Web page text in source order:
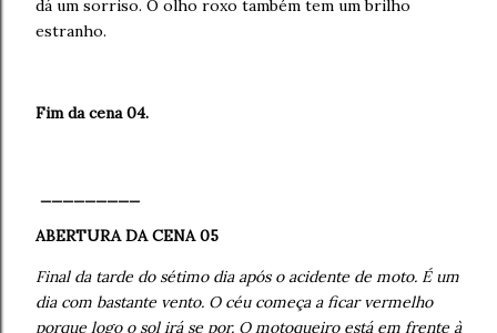
dá um sorriso. O olho roxo também tem um brilho
estranho.
Fim da cena 04.
ABERTURA DA CENA 05
Final da tarde do sétimo dia após o acidente de moto. É um
dia com bastante vento. O céu começa a ficar vermelho
porque logo o sol irá se por. O motoqueiro está em frente à